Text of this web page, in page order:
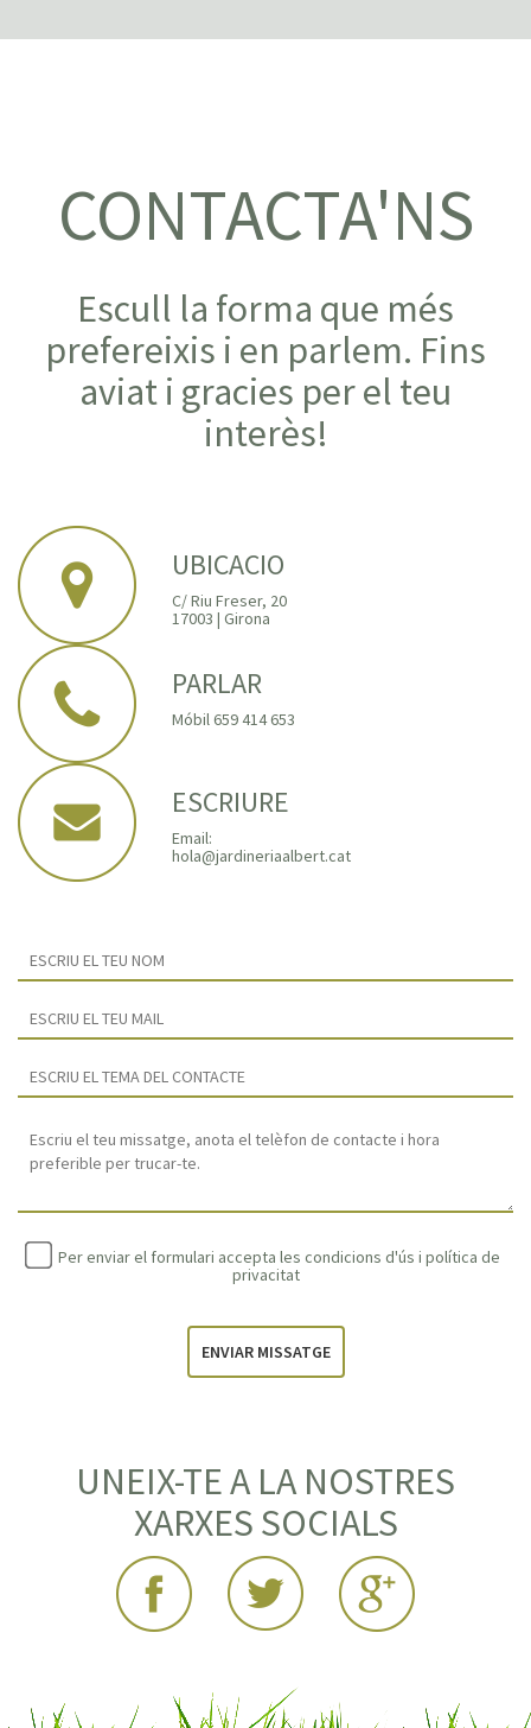
CONTACTA'NS
Escull la forma que més
prefereixis i en parlem. Fins
aviat i gracies per el teu
interès!
UBICACIO
C/ Riu Freser, 20
17003 | Girona
PARLAR
Móbil 659 414 653
ESCRIURE
Email:
hola@jardineriaalbert.cat
Per enviar el formulari accepta les condicions d'ús i política de
privacitat
ENVIAR MISSATGE
UNEIX-TE A LA NOSTRES
XARXES SOCIALS